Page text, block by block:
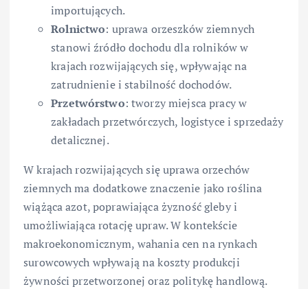
importujących.
Rolnictwo: uprawa orzeszków ziemnych
stanowi źródło dochodu dla rolników w
krajach rozwijających się, wpływając na
zatrudnienie i stabilność dochodów.
Przetwórstwo: tworzy miejsca pracy w
zakładach przetwórczych, logistyce i sprzedaży
detalicznej.
W krajach rozwijających się uprawa orzechów
ziemnych ma dodatkowe znaczenie jako roślina
wiążąca azot, poprawiająca żyzność gleby i
umożliwiająca rotację upraw. W kontekście
makroekonomicznym, wahania cen na rynkach
surowcowych wpływają na koszty produkcji
żywności przetworzonej oraz politykę handlową.